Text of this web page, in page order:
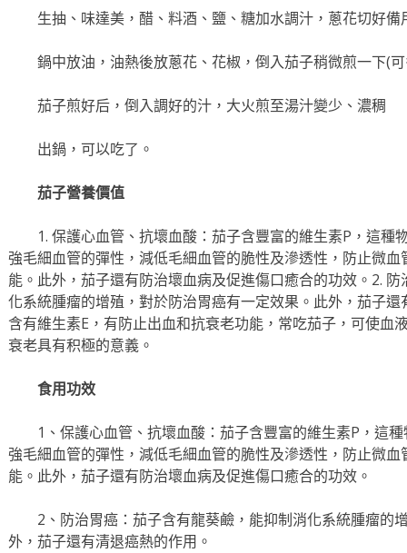
生抽、味達美，醋、料酒、鹽、糖加水調汁，蔥花切好備
鍋中放油，油熱後放蔥花、花椒，倒入茄子稍微煎一下(
茄子煎好后，倒入調好的汁，大火煎至湯汁變少、濃稠
出鍋，可以吃了。
茄子營養價值
1. 保護心血管、抗壞血酸：茄子含豐富的維生素P，這種
強毛細血管的彈性，減低毛細血管的脆性及滲透性，防止微
能。此外，茄子還有防治壞血病及促進傷口癒合的功效。2.
化系統腫瘤的增殖，對於防治胃癌有一定效果。此外，茄子
含有維生素E，有防止出血和抗衰老功能，常吃茄子，可使血
衰老具有积極的意義。
食用功效
1、保護心血管、抗壞血酸：茄子含豐富的維生素P，這
強毛細血管的彈性，減低毛細血管的脆性及滲透性，防止微
能。此外，茄子還有防治壞血病及促進傷口癒合的功效。
2、防治胃癌：茄子含有龍葵鹼，能抑制消化系統腫瘤的
外，茄子還有清退癌熱的作用。